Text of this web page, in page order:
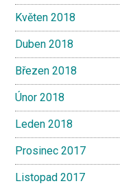
Květen 2018
Duben 2018
Březen 2018
Únor 2018
Leden 2018
Prosinec 2017
Listopad 2017